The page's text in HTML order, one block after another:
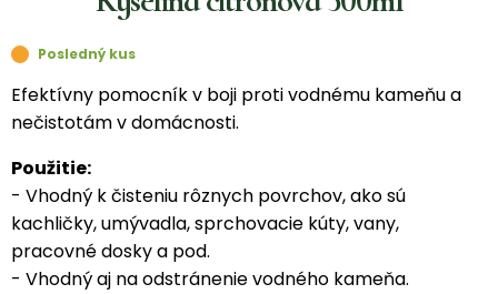
Posledný kus
Efektívny pomocník v boji proti vodnému kameňu a
nečistotám v domácnosti.
Použitie:
- Vhodný k čisteniu rôznych povrchov, ako sú
kachličky, umývadla, sprchovacie kúty, vany,
pracovné dosky a pod.
- Vhodný aj na odstránenie vodného kameňa.